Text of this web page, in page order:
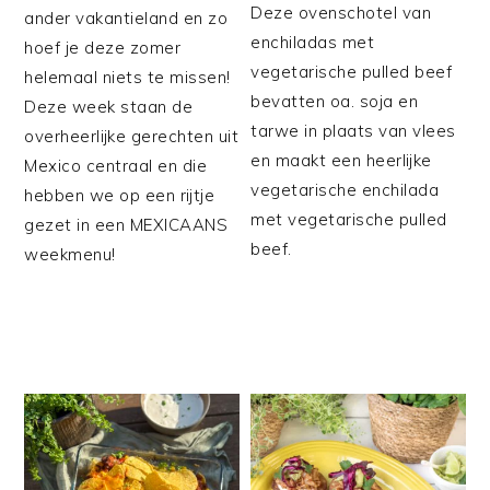
ander vakantieland en zo
hoef je deze zomer
helemaal niets te missen!
Deze week staan de
overheerlijke gerechten uit
Mexico centraal en die
hebben we op een rijtje
gezet in een MEXICAANS
weekmenu!
Deze ovenschotel van
enchiladas met
vegetarische pulled beef
bevatten oa. soja en
tarwe in plaats van vlees
en maakt een heerlijke
vegetarische enchilada
met vegetarische pulled
beef.